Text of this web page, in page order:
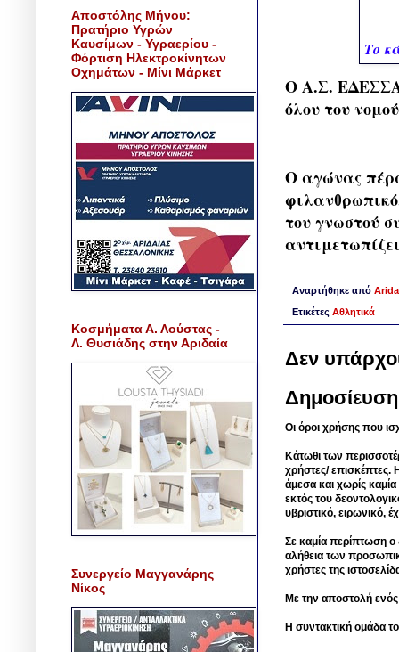
Το
Ο Α.Σ.
όλου του
Ο αγώνας
του γνωστού
Αναρτήθηκε από
Ετικέτες Αθλητικά
Δεν
Οι όροι χρήσης που
Κάτωθι των
χρήστες/ επισκέπτες.
άμεσα και χωρίς
εκτός του
υβριστικό, ειρωνικό,
Σε καμία περίπτωση ο
αλήθεια των
χρήστες της
Με την αποστολή
Η συντακτική ομάδα
Αποστόλης Μήνου:
Πρατήριο Υγρών
Καυσίμων - Υγραερίου -
Φόρτιση Ηλεκτροκίνητων
Οχημάτων - Μίνι Μάρκετ
Κοσμήματα Α. Λούστας -
Λ. Θυσιάδης στην Αριδαία
Συνεργείο Μαγγανάρης
Νίκος